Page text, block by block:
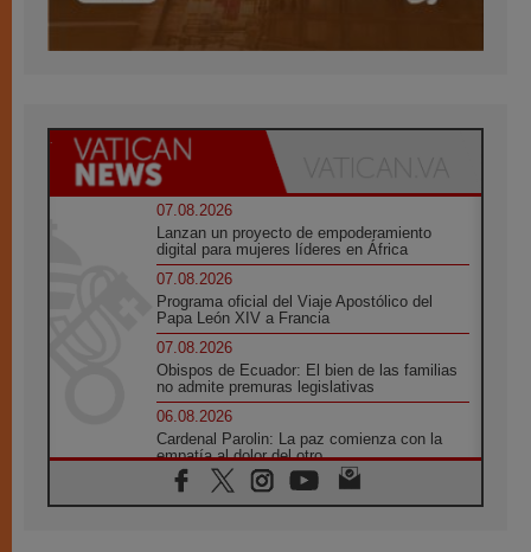
07.08.2026
Lanzan un proyecto de empoderamiento
digital para mujeres líderes en África
07.08.2026
Programa oficial del Viaje Apostólico del
Papa León XIV a Francia
07.08.2026
Obispos de Ecuador: El bien de las familias
no admite premuras legislativas
06.08.2026
Cardenal Parolin: La paz comienza con la
empatía al dolor del otro
06.08.2026
Fray Marco Vianelli: Aprender el Evangelio